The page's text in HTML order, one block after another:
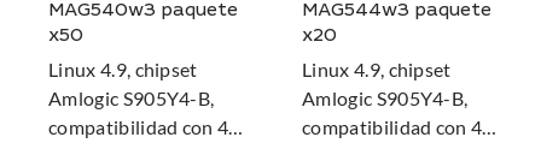
MAG540w3 paquete
x50
Linux 4.9, chipset
Amlogic S905Y4-B,
compatibilidad con 4K
MAG544w3 paquete
x20
Linux 4.9, chipset
Amlogic S905Y4-B,
compatibilidad con 4K